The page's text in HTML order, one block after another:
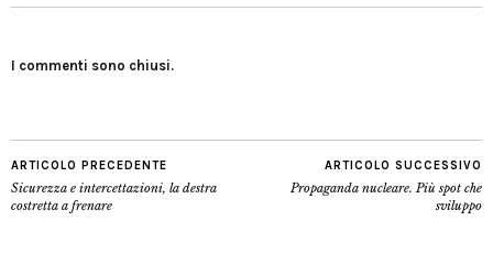
I commenti sono chiusi.
ARTICOLO PRECEDENTE
Sicurezza e intercettazioni, la destra
costretta a frenare
ARTICOLO SUCCESSIVO
Propaganda nucleare. Più spot che
sviluppo